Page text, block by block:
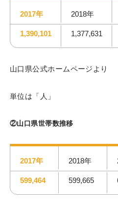
2017年 2018年
1,390,101 1,377,631
山口県公式ホームページより
単位は「人」
②山口県世帯数推移
2017年 2018年
599,464 599,665